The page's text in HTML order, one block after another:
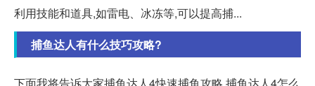
利用技能和道具,如雷电、冰冻等,可以提高捕...
捕鱼达人有什么技巧攻略?